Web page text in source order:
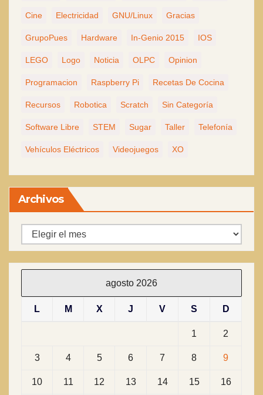
Cine Electricidad GNU/Linux Gracias
GrupoPues Hardware In-Genio 2015 IOS
LEGO Logo Noticia OLPC Opinion
Programacion Raspberry Pi Recetas De Cocina
Recursos Robotica Scratch Sin Categoría
Software Libre STEM Sugar Taller Telefonía
Vehículos Eléctricos Videojuegos XO
Archivos
Archivos
agosto 2026
L M X J V S D
1 2
3 4 5 6 7 8 9
10 11 12 13 14 15 16